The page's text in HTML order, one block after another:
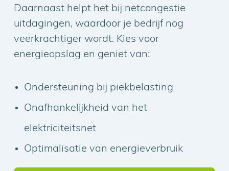
Minder piekbelasting, dus minder
netcongestie
Extra lage CO2-uitstoot
Financiële voordelen en subsidies
Ontdek onze verticale zonnecellen
Daarnaast helpt het bij netcongestie
uitdagingen, waardoor je bedrijf nog
veerkrachtiger wordt. Kies voor
energieopslag en geniet van:
Ondersteuning bij piekbelasting
Onafhankelijkheid van het
elektriciteitsnet
Optimalisatie van energieverbruik